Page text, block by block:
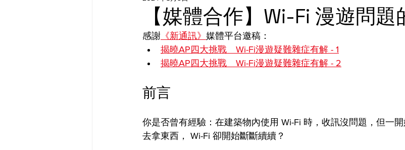
Nmap brute PCIe GRL
【媒體合作】Wi-Fi 漫遊問
感謝 《新通訊》 媒體平台邀稿：
揭曉AP四大挑戰　Wi-Fi漫遊疑難雜症有解 - 1
揭曉AP四大挑戰　Wi-Fi漫遊疑難雜症有解 - 2
前言
你是否曾有經驗：在建築物內使用 Wi-Fi 時，收訊沒問題，但一
去拿東西， Wi-Fi 卻開始斷斷續續？